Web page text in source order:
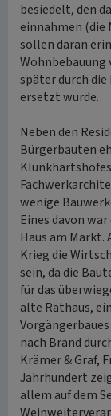
besiedelt, den
einnahmen (die
sollen daran
Wohnbebauung
später durch
ersetzt wurde.
Neben den
Bürgerbauten
wenige
Eines davon
Haus am
Krieg die
sein, da die
für das
alte Rathaus,
nach Brand
Krämer & Graf,
Jahrhundert
allem auf dem